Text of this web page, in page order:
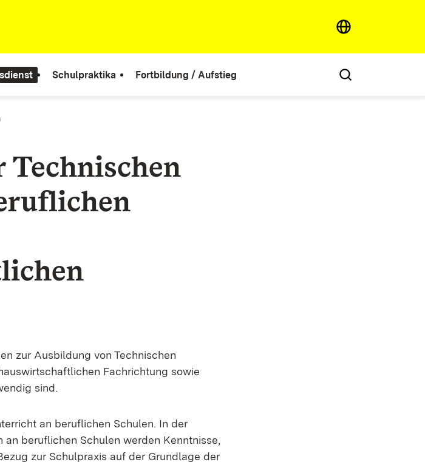
Schulpraktika Fortbildung / Aufstieg
zur Ausbildung von Technischen
Fachrichtung sowie
sind.
an beruflichen Schulen. In der
beruflichen Schulen werden Kenntnisse,
zur Schulpraxis auf der Grundlage der